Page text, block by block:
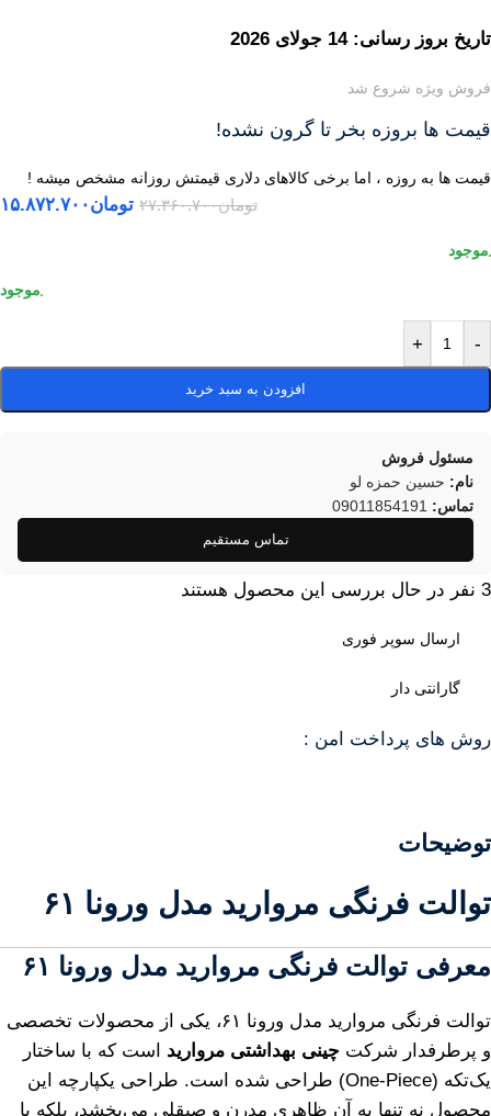
تاریخ بروز رسانی: 14 جولای 2026
فروش ویژه شروع شد
قیمت ها بروزه بخر تا گرون نشده!
قیمت ها به روزه ، اما برخی کالاهای دلاری قیمتش روزانه مشخص میشه !
تومان۲۷.۳۶۰.۷۰۰ تومان۱۵.۸۷۲.۷۰۰
-
+
افزودن به سبد خرید
مسئول فروش
نام: حسین حمزه لو
تماس: 09011854191
تماس مستقیم
3 نفر در حال بررسی این محصول هستند
ارسال سوپر فوری
گارانتی دار
روش های پرداخت امن :
توضیحات
توالت فرنگی مروارید مدل ورونا ۶۱
معرفی توالت فرنگی مروارید مدل ورونا ۶۱
توالت فرنگی مروارید مدل ورونا ۶۱، یکی از محصولات تخصصی
و پرطرفدار شرکت چینی بهداشتی مروارید است که با ساختار
یک‌تکه (One-Piece) طراحی شده است. طراحی یکپارچه این
محصول نه تنها به آن ظاهری مدرن و صیقلی می‌بخشد، بلکه با